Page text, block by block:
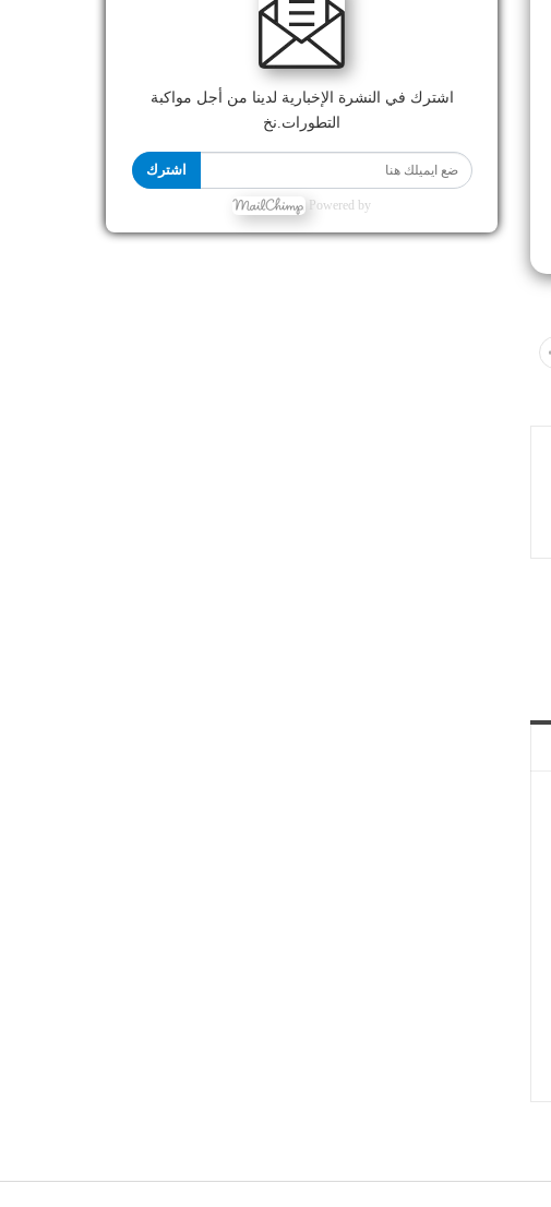
اشترك في النشرة الإخبارية لدينا من أجل مواكبة
التطورات.نخ
اشترك
Powered by